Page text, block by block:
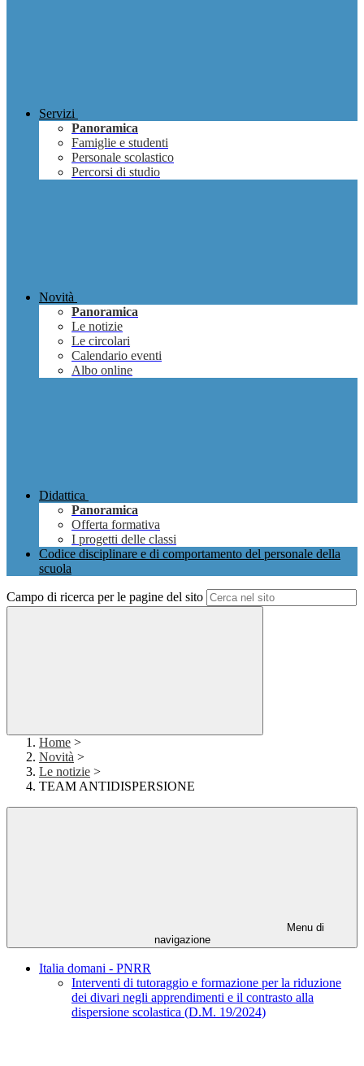
Servizi
Panoramica
Famiglie e studenti
Personale scolastico
Percorsi di studio
Novità
Panoramica
Le notizie
Le circolari
Calendario eventi
Albo online
Didattica
Panoramica
Offerta formativa
I progetti delle classi
Codice disciplinare e di comportamento del personale della
scuola
Campo di ricerca per le pagine del sito
Home >
Novità >
Le notizie >
TEAM ANTIDISPERSIONE
Menu di
navigazione
Italia domani - PNRR
Interventi di tutoraggio e formazione per la riduzione
dei divari negli apprendimenti e il contrasto alla
dispersione scolastica (D.M. 19/2024)